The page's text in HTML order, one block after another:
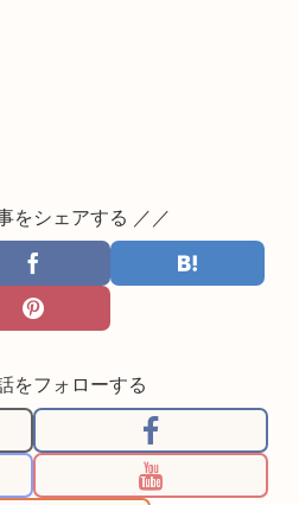
をシェアする ／／
をフォローする